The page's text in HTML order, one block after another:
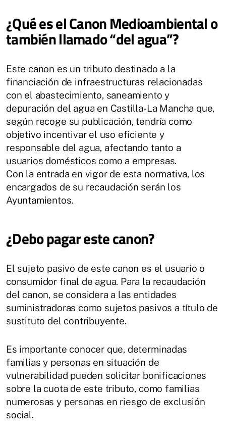
¿Qué es el Canon Medioambiental o
también llamado “del agua”?
Este canon es un tributo destinado a la
financiación de infraestructuras relacionadas
con el abastecimiento, saneamiento y
depuración del agua en Castilla-La Mancha que,
según recoge su publicación, tendría como
objetivo incentivar el uso eficiente y
responsable del agua, afectando tanto a
usuarios domésticos como a empresas.
Con la entrada en vigor de esta normativa, los
encargados de su recaudación serán los
Ayuntamientos.
¿Debo pagar este canon?
El sujeto pasivo de este canon es el usuario o
consumidor final de agua. Para la recaudación
del canon, se considera a las entidades
suministradoras como sujetos pasivos a título de
sustituto del contribuyente.
Es importante conocer que, determinadas
familias y personas en situación de
vulnerabilidad pueden solicitar bonificaciones
sobre la cuota de este tributo, como familias
numerosas y personas en riesgo de exclusión
social.